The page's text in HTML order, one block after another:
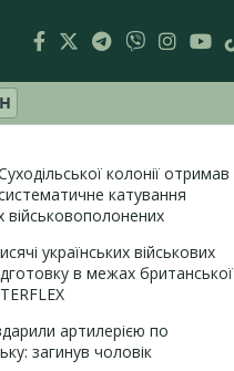
колонії отримав
катування
військовополонених
українських військових
в межах британської
артилерією по
загинув чоловік